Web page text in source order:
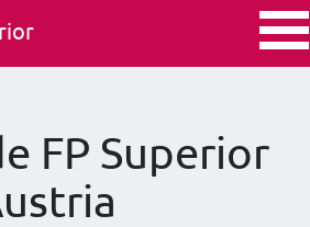
FP Superior